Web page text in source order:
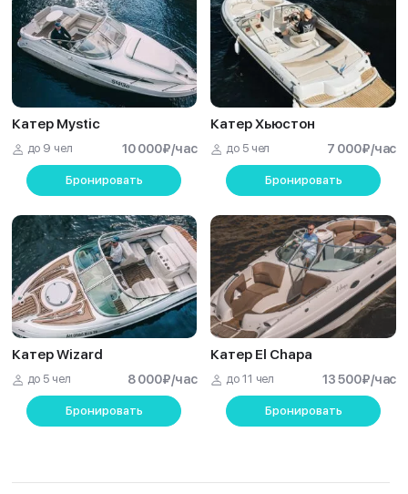
Катер Mystic
до 9 чел 10 000₽/час
Бронировать
Катер Хьюстон
до 5 чел 7 000₽/час
Бронировать
Катер Wizard
до 5 чел 8 000₽/час
Бронировать
Катер El Chapa
до 11 чел 13 500₽/час
Бронировать